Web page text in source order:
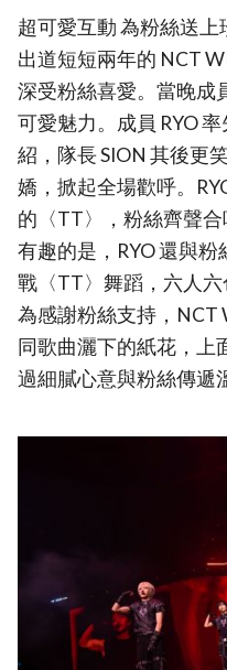
超可愛互動 為粉絲送上
出道短短兩年的 NCT
深受粉絲喜愛。當晚成
可愛魅力。成員 RYO
紹，隊長 SION 其後更
嬌，掀起全場歡呼。
的〈TT〉，粉絲齊聲
有趣的是，RYO 還與
戰〈TT〉舞蹈，六人六
為感謝粉絲支持，NCT
同歌曲灑下的紙花，上
過細膩心意與粉絲傳遞